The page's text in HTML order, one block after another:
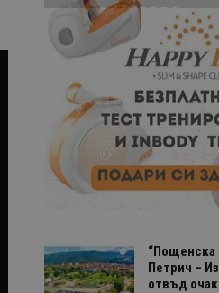
“Пощенска
Петрич –
отвъд